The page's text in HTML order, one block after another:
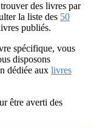
des livres par
la liste des 50
publiés.
spécifique, vous
disposons
dédiée aux livres
être averti des